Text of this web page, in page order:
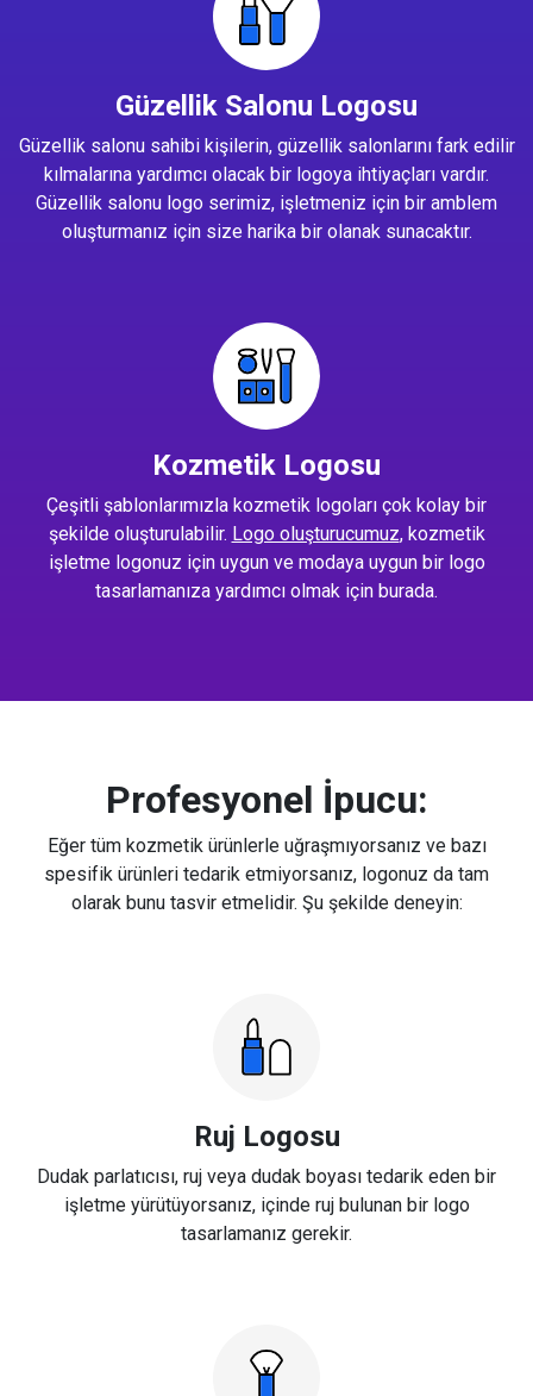
Güzellik Salonu Logosu
Güzellik salonu sahibi kişilerin, güzellik salonlarını fark edilir
kılmalarına yardımcı olacak bir logoya ihtiyaçları vardır.
Güzellik salonu logo serimiz, işletmeniz için bir amblem
oluşturmanız için size harika bir olanak sunacaktır.
Kozmetik Logosu
Çeşitli şablonlarımızla kozmetik logoları çok kolay bir
şekilde oluşturulabilir. Logo oluşturucumuz, kozmetik
işletme logonuz için uygun ve modaya uygun bir logo
tasarlamanıza yardımcı olmak için burada.
Profesyonel İpucu:
Eğer tüm kozmetik ürünlerle uğraşmıyorsanız ve bazı
spesifik ürünleri tedarik etmiyorsanız, logonuz da tam
olarak bunu tasvir etmelidir. Şu şekilde deneyin:
Ruj Logosu
Dudak parlatıcısı, ruj veya dudak boyası tedarik eden bir
işletme yürütüyorsanız, içinde ruj bulunan bir logo
tasarlamanız gerekir.